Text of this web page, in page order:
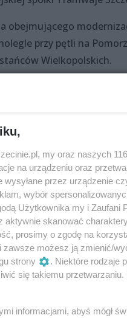
obejmującego
przy pętli na
Wielkopolskich.
łącznie dwa lata.
na jaki czas prace są
zł jest firma ZUE, która
my oraz naszych
na urządzeniu oraz
wysyłane przez urządzenie
wybór
Użytkownika my i
aktywnie skanować
prosimy o zgodę na
zawsze możesz ją zmienić/
strony
. Niektóre rodzaje
się takiemu
informacjami, abyś mógł